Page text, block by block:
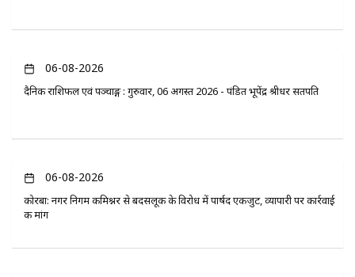
06-08-2026
दैनिक राशिफल एवं पञ्चाङ्ग : गुरुवार, 06 अगस्त 2026 - पंडित भूपेंद्र श्रीधर सतपति
06-08-2026
कोरबा: नगर निगम कमिश्नर से बदसलूकी के विरोध में पार्षद एकजुट, व्यापारी पर कार्रवाई
की मांग